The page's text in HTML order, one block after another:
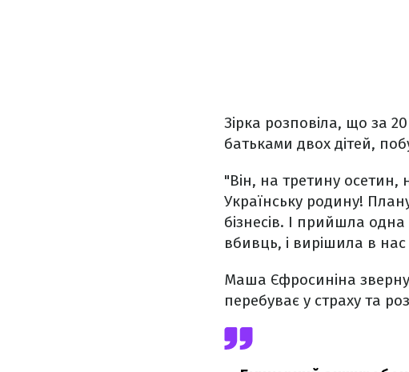
Зірка розповіла, що за
батьками двох дітей,
"Він, на третину
Українську родину!
бізнесів. І прийшла
вбивць, і вирішила в нас
Маша Єфросиніна
перебуває у страху та